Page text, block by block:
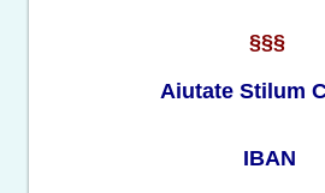
§§§
Aiutate Stilum
IBAN